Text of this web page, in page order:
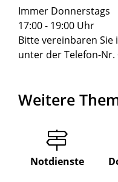
Immer Donnerstags
17:00 - 19:00 Uhr
Bitte vereinbaren
unter der Telefon-Nr.
Weitere
Notdienste